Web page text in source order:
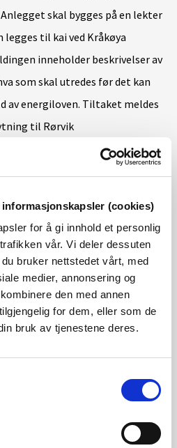
(cookies)
for å gi innhold et personlig
vår. Vi deler dessuten
bruker nettstedet vårt, med
medier, annonsering og
den med annen
for dem, eller som de
bruk av tjenestene deres.
skal bygges på en lekter
legges til kai ved Kråkøya
inneholder beskrivelser av
som skal utredes før det kan
av energiloven. Tiltaket meldes
til Rørvik
Kråkøya-Stakkskardet
Området avgrenses ifølge
steinuttak og ubebygde
i Nærøysund.
meldingen på høring, med
NVE et utredningsprogram for